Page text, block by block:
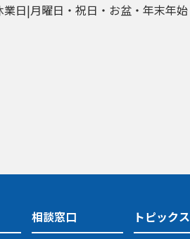
業日|月曜日・祝日・お盆・年末年始
相談窓口 トピックス